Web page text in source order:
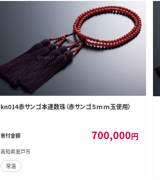
kn014赤サンゴ本連数珠（赤サンゴ５ｍｍ玉使用）
寄付金額 700,000円
高知県室戸市
常温